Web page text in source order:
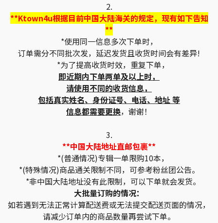
2.
**Ktown4u根据目前中国大陆海关的规定，现有如下告知
**
*使用同一信息多次下单时，
订单需分不同批次发，延迟发货且收货时间会有差异!
*为了提高收货时效，重复下单，
即近期内下单两单及以上时，
请使用不同的收货信息，
包括真实姓名、身份证号、电话、地址 等
信息都需要更换，谢谢！
3.
**中国大陆地址直邮包裹**
*(普通情况)专辑一单限购10本，
*(特殊情况)商品通关限制不同，可参考粉丝团公告。
*非中国大陆地址没有此限制，可以下单就会发货。
大批量订购的情况：
如若遇到无法正常计算配送费或无法提交配送页面的情况，
请减少订单内的商品数量再尝试下单。